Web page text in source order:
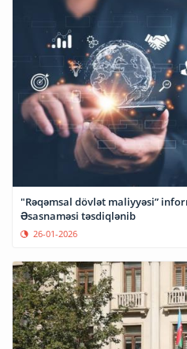
"Rəqəmsal dövlət maliyyəsi”
Əsasnaməsi təsdiqlənib
26-01-2026